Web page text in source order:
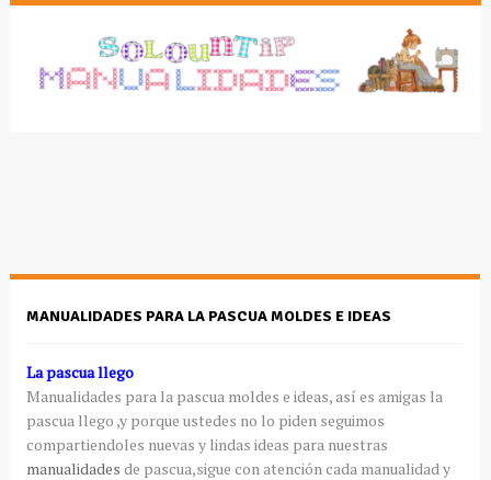
MANUALIDADES PARA LA PASCUA MOLDES E IDEAS
La pascua llego
Manualidades para la pascua moldes e ideas, así es amigas la
pascua llego ,y porque ustedes no lo piden seguimos
compartiendoles nuevas y lindas ideas para nuestras
manualidades de pascua,sigue con atención cada manualidad y